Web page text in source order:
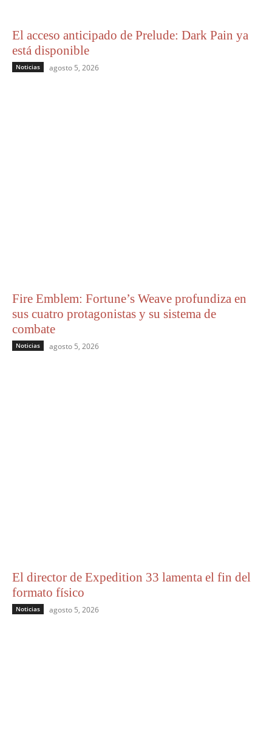
El acceso anticipado de Prelude: Dark Pain ya
está disponible
Noticias agosto 5, 2026
Fire Emblem: Fortune’s Weave profundiza en
sus cuatro protagonistas y su sistema de
combate
Noticias agosto 5, 2026
El director de Expedition 33 lamenta el fin del
formato físico
Noticias agosto 5, 2026